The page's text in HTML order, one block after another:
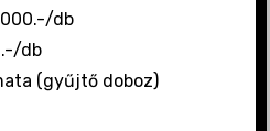
db
db
(gyűjtő doboz)